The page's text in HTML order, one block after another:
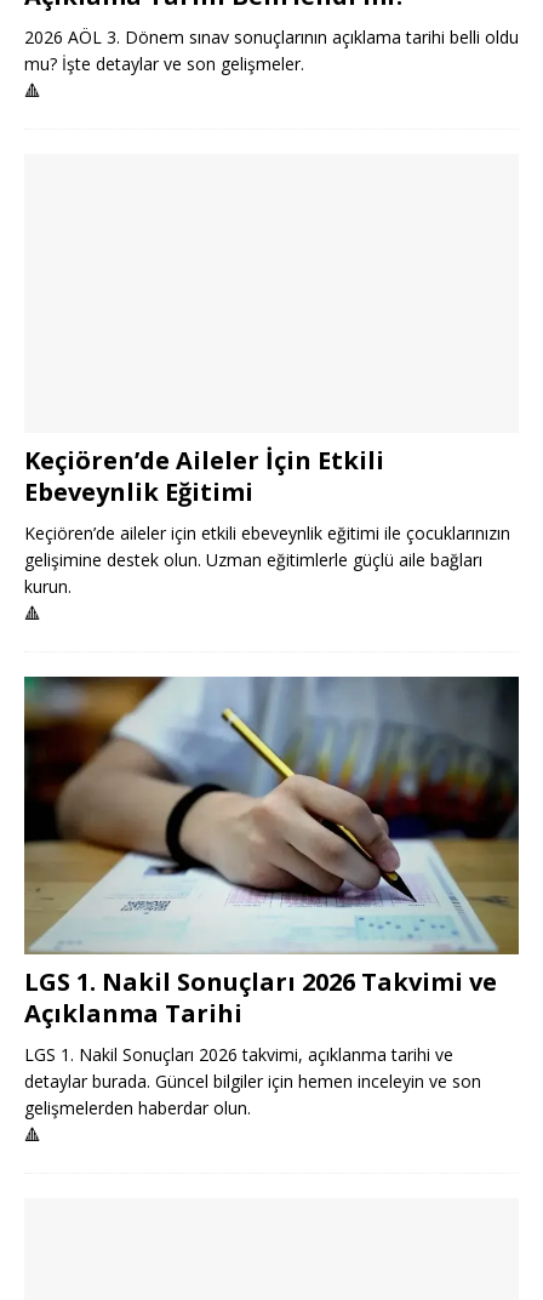
2026 AÖL 3. Dönem sınav sonuçlarının açıklama tarihi belli oldu
mu? İşte detaylar ve son gelişmeler.
🔺
Keçiören’de Aileler İçin Etkili
Ebeveynlik Eğitimi
Keçiören’de aileler için etkili ebeveynlik eğitimi ile çocuklarınızın
gelişimine destek olun. Uzman eğitimlerle güçlü aile bağları
kurun.
🔺
LGS 1. Nakil Sonuçları 2026 Takvimi ve
Açıklanma Tarihi
LGS 1. Nakil Sonuçları 2026 takvimi, açıklanma tarihi ve
detaylar burada. Güncel bilgiler için hemen inceleyin ve son
gelişmelerden haberdar olun.
🔺